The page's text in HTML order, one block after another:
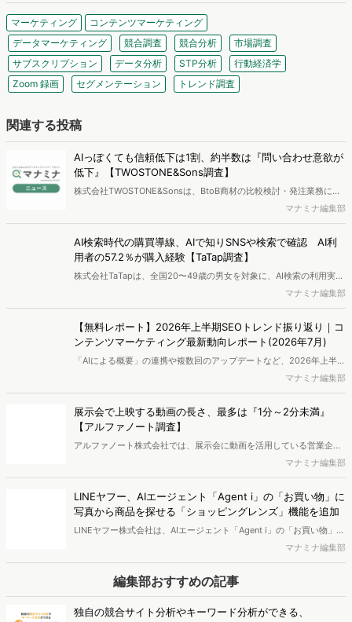
マーケティング
コンテンツマーケティング
データマーケティング
競合調査 競合分析
市場調査
サブスクリプション
データ分析 STP分析
行動経済学
Zoom 録画
セグメンテーション トレンド調査
関連する投稿
AIっぽくても信頼低下は1割、約半数は『問い合わせ意欲が
低下』【TWOSTONE&Sons調査】
株式会社TWOSTONE&Sonsは、BtoB商材の比較検討・発注業務に携
わる担当者を対象に、コンテンツのAIっぽさに関する意識調査を実施
し、結果を公開しました。
マナミナ編集部
AI検索時代の購買導線、AIで知りSNSや検索で確認 AI利
用者の57.2％が購入経験【TaTap調査】
株式会社TaTapは、全国20〜49歳の男女を対象に、AI検索の利用実態
と、AIで知った商品をどこで確かめているかを調査し、結果を公開し
ました。
マナミナ編集部
【無料レポート】2026年上半期SEOトレンド振り返り｜コ
ンテンツマーケティング最新動向レポート(2026年7月)
「AIによる概要」の連携や複数回のアップデートなど、2026年上半期
のSEO領域には変化がありました。また生成AI利用は約1.6倍に伸長
し、最多のChatGPTを追う形でGeminiも15.1%へ拡大するなど、ユー
ザーの選択肢の多様化が進んでいます。WebマーケターやSEO担当者
必見の2026年上半期概要です。※本レポートは記事のフォームから無
料でDLできます。また、レポートをDLしていただいた方には特典も
ご用意しております。
マナミナ編集部
展示会で上映する動画の長さ、最多は『1分～2分未満』
【アルファノート調査】
アルファノート株式会社では、展示会に動画を活用している営業企
画・マーケティング担当者を対象に、展示会における動画活用の実態
調査を実施し、結果を公開しました。
マナミナ編集部
LINEヤフー、AIエージェント「Agent i」の「お買い物」に
写真から商品を探せる「ショッピングレンズ」機能を追加
LINEヤフー株式会社は、AIエージェント「Agent i」の「お買い物」エ
ージェントにおいて、写真から商品を探せる「ショッピングレンズ」
の機能を提供開始したことを発表しました。
マナミナ編集部
編集部おすすめの記事
独自の競合サイト分析やキーワード分析ができる、